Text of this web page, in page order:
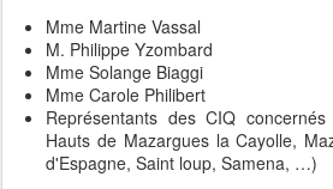
Mme Martine Vassal
M. Philippe Yzombard
Mme Solange Biaggi
Mme Carole Philibert
Représentants des CIQ
Hauts de Mazargues la Cayolle,
d'Espagne, Saint loup, Samena, …)